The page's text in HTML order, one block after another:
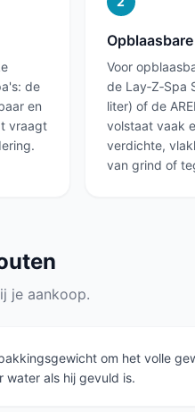
de
en
vraagt
Voor
de Lay‑Z‑Spa
liter) of de
volstaat vaak
verdichte,
van grind of
je aankoop.
om het volle
water als hij gevuld is.